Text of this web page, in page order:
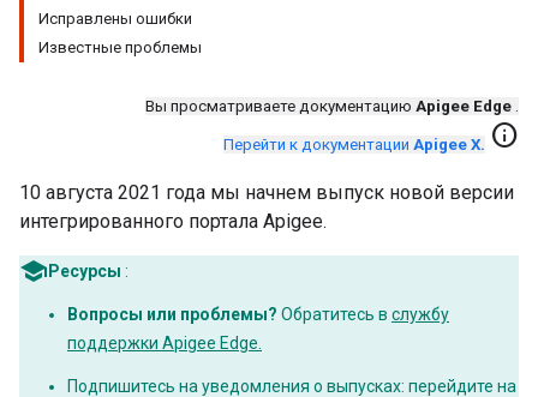
Исправлены ошибки
Известные проблемы
Вы просматриваете документацию Apigee Edge .
Перейти к документации Apigee X. info
10 августа 2021 года мы начнем выпуск новой версии
интегрированного портала Apigee.
Ресурсы :
Вопросы или проблемы? Обратитесь в службу
поддержки Apigee Edge.
Подпишитесь на уведомления о выпусках: перейдите на